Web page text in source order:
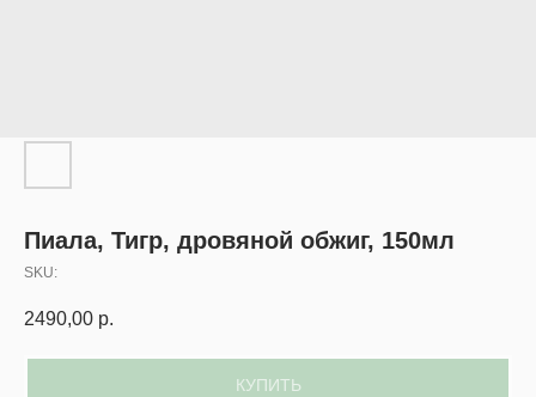
Пиала, Тигр, дровяной обжиг, 150мл
SKU:
2490,00 р.
КУПИТЬ